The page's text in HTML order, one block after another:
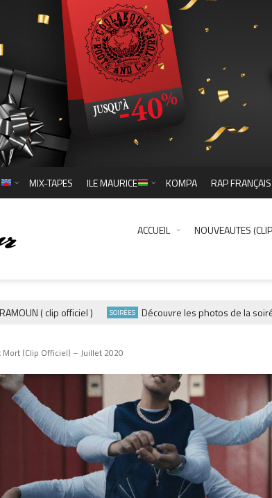
MIX-TAPES ILE MAURICE KOMPA RAP FRANÇAIS
ACCUEIL NOUVEAUTES
( clip officiel ) SOIRÉES Découvre les photos de la soirée
Mort (Clip Officiel) – Juillet 2020